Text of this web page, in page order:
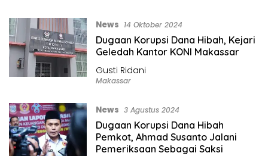
News 14 Oktober 2024
Dugaan Korupsi Dana Hibah, Kejari
Geledah Kantor KONI Makassar
Gusti Ridani
Makassar
News 3 Agustus 2024
Dugaan Korupsi Dana Hibah
Pemkot, Ahmad Susanto Jalani
Pemeriksaan Sebagai Saksi